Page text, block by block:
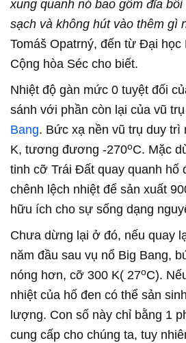
xung quanh nó bao gồm đĩa
sạch và không hút vào thêm gì
Tomáš Opatrný, đến từ Đại học
Cộng hòa Séc cho biết.
Nhiệt độ gàn mức 0 tuyệt đối
sánh với phần còn lại của vũ
Bang. Bức xạ nền vũ trụ duy trì
K, tương đương -270oC. Mặc
tinh cỡ Trái Đất quay quanh hố
chênh lệch nhiệt để sản xuất
hữu ích cho sự sống dạng
Chưa dừng lại ở đó, nếu quay
năm đầu sau vụ nổ Big Bang,
nóng hơn, cỡ 300 K( 27oC).
nhiệt của hố đen có thể sản
lượng. Con số này chỉ bằng 1
cung cấp cho chúng ta, tuy